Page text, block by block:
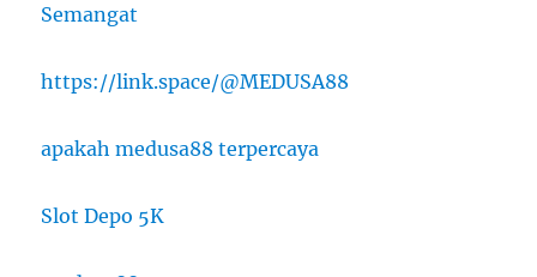
Semangat
https://link.space/@MEDUSA88
apakah medusa88 terpercaya
Slot Depo 5K